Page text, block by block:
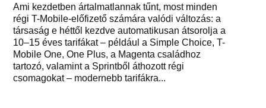
Ami kezdetben ártalmatlannak tűnt, most minden
régi T-Mobile-előfizető számára valódi változás: a
társaság e héttől kezdve automatikusan átsorolja a
10–15 éves tarifákat – például a Simple Choice, T-
Mobile One, One Plus, a Magenta családhoz
tartozó, valamint a Sprintből áthozott régi
csomagokat – modernebb tarifákra...